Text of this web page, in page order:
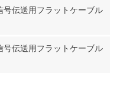
伝送用フラットケーブル
伝送用フラットケーブル